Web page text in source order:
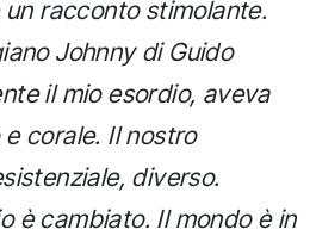
racconto stimolante.
Johnny di Guido
il mio esordio, aveva
corale. Il nostro
diverso.
è cambiato. Il mondo è in